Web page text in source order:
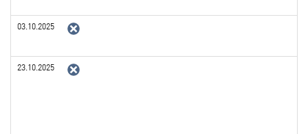
03.10.2025
23.10.2025